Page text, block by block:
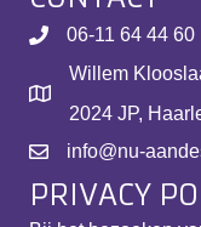
06-11 64 44 60
Willem
2024 JP,
info@nu-
PRIVACY